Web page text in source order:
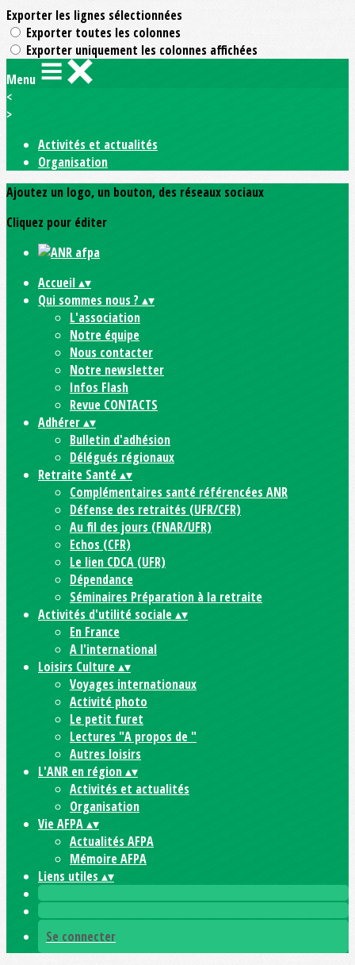
Exporter les lignes sélectionnées
Exporter toutes les colonnes
Exporter uniquement les colonnes affichées
Menu
<
>
Activités et actualités
Organisation
Ajoutez un logo, un bouton, des réseaux sociaux
Cliquez pour éditer
Accueil▴▾
Qui sommes nous ? ▴▾
L'association
Notre équipe
Nous contacter
Notre newsletter
Infos Flash
Revue CONTACTS
Adhérer▴▾
Bulletin d'adhésion
Délégués régionaux
Retraite Santé▴▾
Complémentaires santé référencées ANR
Défense des retraités (UFR/CFR)
Au fil des jours (FNAR/UFR)
Echos (CFR)
Le lien CDCA (UFR)
Dépendance
Séminaires Préparation à la retraite
Activités d'utilité sociale▴▾
En France
A l'international
Loisirs Culture▴▾
Voyages internationaux
Activité photo
Le petit furet
Lectures "A propos de "
Autres loisirs
L'ANR en région▴▾
Activités et actualités
Organisation
Vie AFPA▴▾
Actualités AFPA
Mémoire AFPA
Liens utiles ▴▾
Se connecter